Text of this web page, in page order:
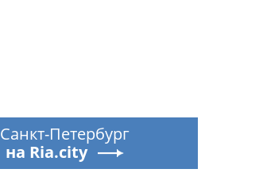
Санкт-Петербург
на Ria.city